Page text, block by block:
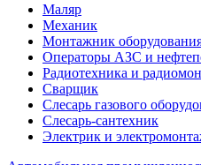
Маляр
Механик
Монтажник
Операторы АЗС и
Радиотехника и
Сварщик
Слесарь газового
Слесарь-сантехник
Электрик и